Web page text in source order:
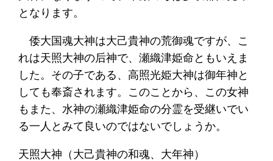
となります。
倭大国魂大神は大己貴神の荒御魂ですが、こ
れは天照大神の后神で、瀬織津姫命ともいえま
した。その子である、高照光姫大神は御年神と
しても奉斎されます。このことから、この女神
もまた、水神の瀬織津姫命の分霊を受継いでい
る一人とみて良いのではないでしょうか。
天照大神（大己貴神の和魂、大年神）